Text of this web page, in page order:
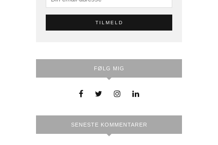
FØLG MIG
SENESTE KOMMENTARER